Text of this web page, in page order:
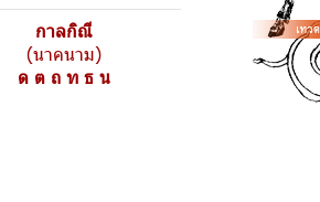
กาลกิณี
(นาคนาม)
ด ต ถ ท ธ น